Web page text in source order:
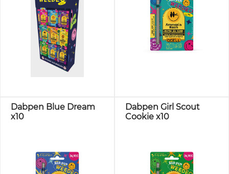
Dabpen Blue Dream
x10
Dabpen Girl Scout
Cookie x10